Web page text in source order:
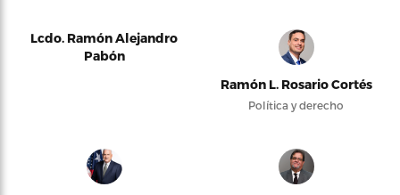
Lcdo. Ramón Alejandro
Pabón
Ramón L. Rosario Cortés
Política y derecho